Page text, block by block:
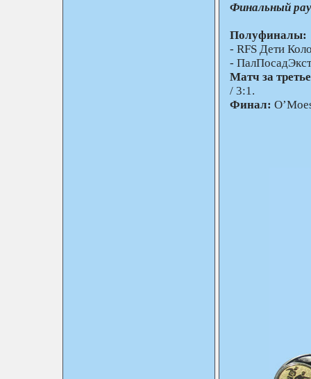
Финальный
Полуфиналы:
- RFS Дети
-
Матч за
/ 3:1.
Финал: